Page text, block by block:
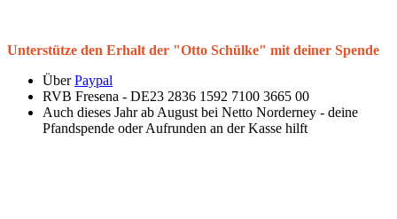
Unterstütze den Erhalt der "Otto Schülke" mit deiner Spende
ÜberPaypal
RVB Fresena - DE23 2836 1592 7100 3665 00
Auch dieses Jahr ab August bei Netto Norderney - deine
Pfandspende oder Aufrunden an der Kasse hilft